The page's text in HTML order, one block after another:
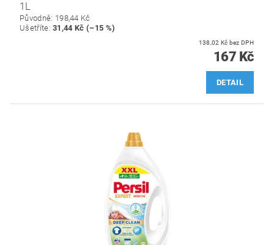
1L
Původně: 198,44 Kč
Ušetříte:31,44 Kč (–15 %)
138,02 Kč bez DPH
167 Kč
DETAIL